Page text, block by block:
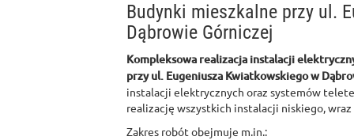
Budynki mieszkalne przy ul.
Dąbrowie Górniczej
Kompleksowa realizacja instalacji
przy ul. Eugeniusza Kwiatkowskiego w
instalacji elektrycznych oraz systemów
realizację wszystkich instalacji niskiego,
Zakres robót obejmuje m.in.: